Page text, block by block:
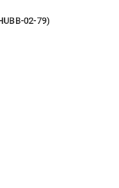
02-79)